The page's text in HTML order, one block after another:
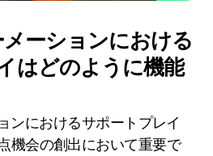
ーションにおける
はどのように機能
ンにおけるサポートプレイ
機会の創出において重要で